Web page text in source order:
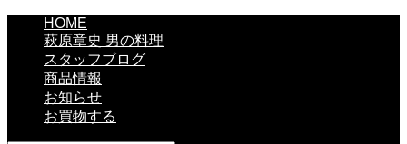
HOME
萩原章史 男の料理
スタッフブログ
商品情報
お知らせ
お買物する